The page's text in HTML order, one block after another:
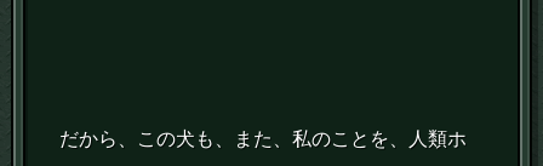
だから、この犬も、また、私のことを、人類ホ